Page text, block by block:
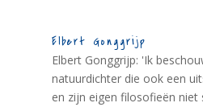
Elbert Gonggrijp
Elbert Gonggrijp: 'Ik
natuurdichter die ook een
en zijn eigen filosofieën niet